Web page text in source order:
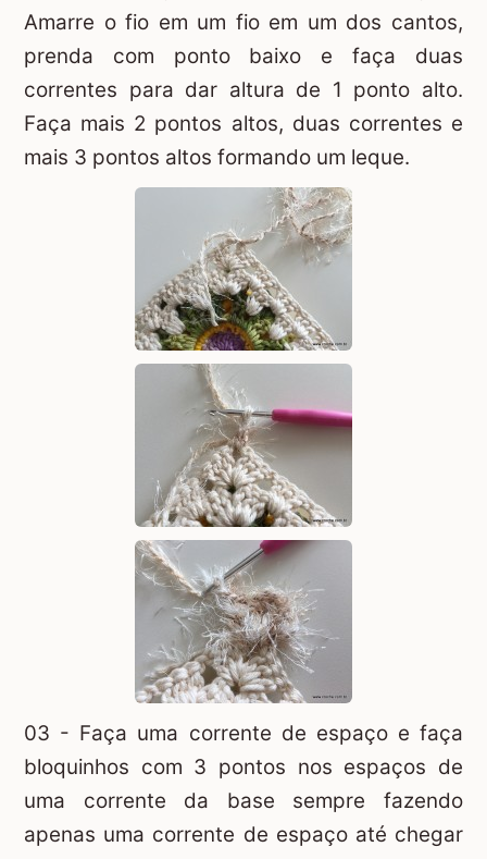
Amarre o fio em um fio em um dos cantos,
prenda com ponto baixo e faça duas
correntes para dar altura de 1 ponto alto.
Faça mais 2 pontos altos, duas correntes e
mais 3 pontos altos formando um leque.
03 - Faça uma corrente de espaço e faça
bloquinhos com 3 pontos nos espaços de
uma corrente da base sempre fazendo
apenas uma corrente de espaço até chegar